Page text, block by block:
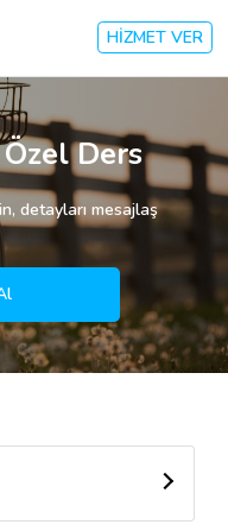
HİZMET VER
Ders
detayları mesajlaş